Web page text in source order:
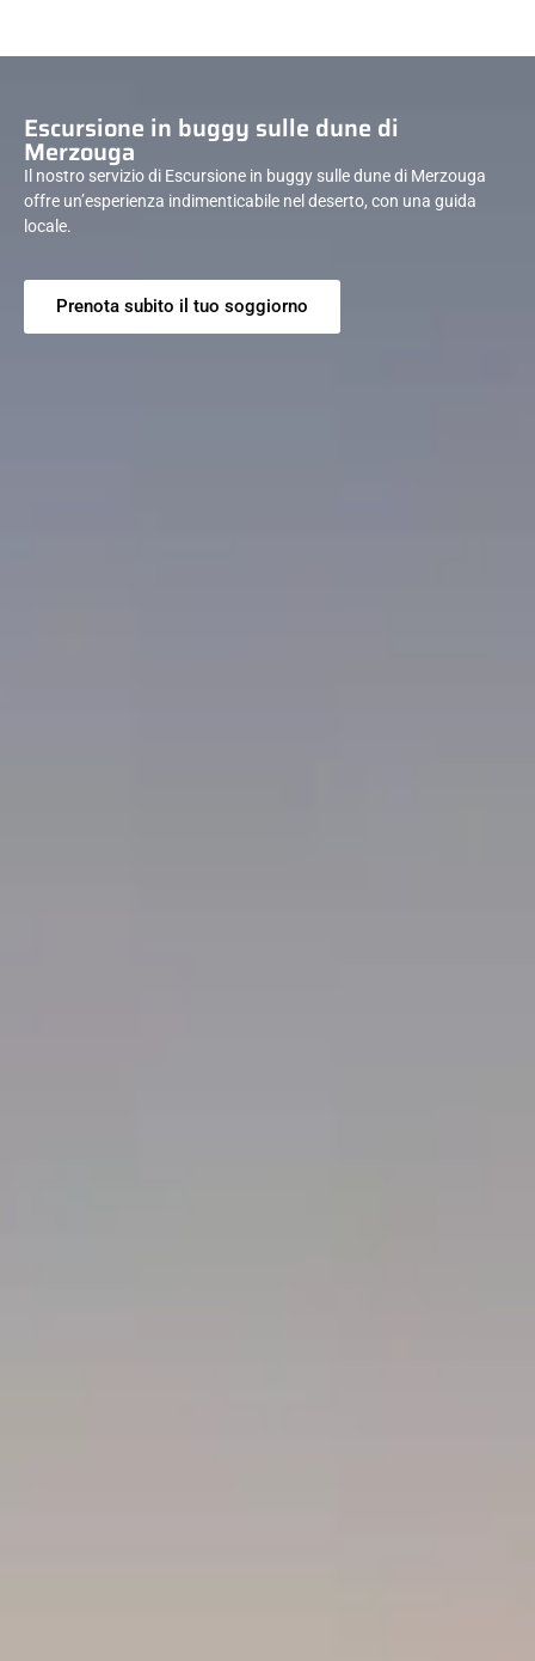
Escursione in buggy sulle dune di
Merzouga
Il nostro servizio di Escursione in buggy sulle dune di Merzouga
offre un’esperienza indimenticabile nel deserto, con una guida
locale.
Prenota subito il tuo soggiorno